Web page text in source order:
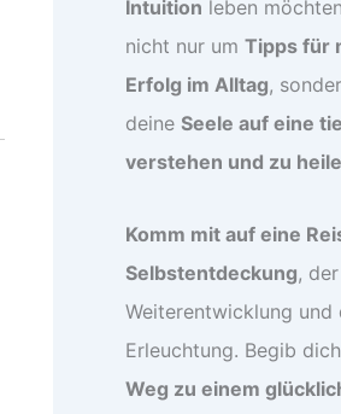
Intuition leben
nicht nur um Tipps für
Erfolg im Alltag,
deine Seele auf eine
verstehen und zu
Komm mit auf eine
Selbstentdeckung,
Weiterentwicklung und
Erleuchtung. Begib
Weg zu einem